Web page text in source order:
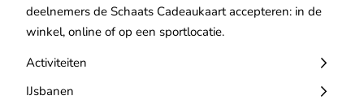
deelnemers de Schaats Cadeaukaart accepteren: in de
winkel, online of op een sportlocatie.
Activiteiten
IJsbanen